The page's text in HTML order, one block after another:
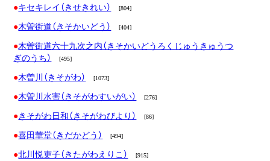
キセキレイ（きせきれい） [804]
木曽街道（きそかいどう） [404]
木曽街道六十九次之内（きそかいどうろくじゅうきゅうつ
ぎのうち）
[495]
木曽川（きそがわ） [1073]
木曽川水害（きそがわすいがい） [276]
きそがわ日和（きそがわびより） [86]
喜田華堂（きだかどう） [494]
北川悦吏子（きたがわえりこ） [915]